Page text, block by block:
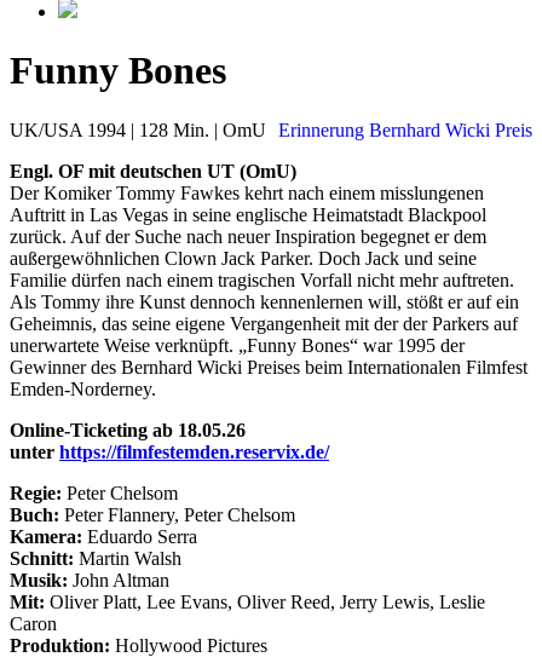
Funny Bones
UK/USA 1994 | 128 Min. | OmU Erinnerung Bernhard Wicki Preis
Engl. OF mit deutschen UT (OmU)
Der Komiker Tommy Fawkes kehrt nach einem misslungenen
Auftritt in Las Vegas in seine englische Heimatstadt Blackpool
zurück. Auf der Suche nach neuer Inspiration begegnet er dem
außergewöhnlichen Clown Jack Parker. Doch Jack und seine
Familie dürfen nach einem tragischen Vorfall nicht mehr auftreten.
Als Tommy ihre Kunst dennoch kennenlernen will, stößt er auf ein
Geheimnis, das seine eigene Vergangenheit mit der der Parkers auf
unerwartete Weise verknüpft. „Funny Bones“ war 1995 der
Gewinner des Bernhard Wicki Preises beim Internationalen Filmfest
Emden-Norderney.
Online-Ticketing ab 18.05.26
unter https://filmfestemden.reservix.de/
Regie: Peter Chelsom
Buch: Peter Flannery, Peter Chelsom
Kamera: Eduardo Serra
Schnitt: Martin Walsh
Musik: John Altman
Mit: Oliver Platt, Lee Evans, Oliver Reed, Jerry Lewis, Leslie
Caron
Produktion: Hollywood Pictures